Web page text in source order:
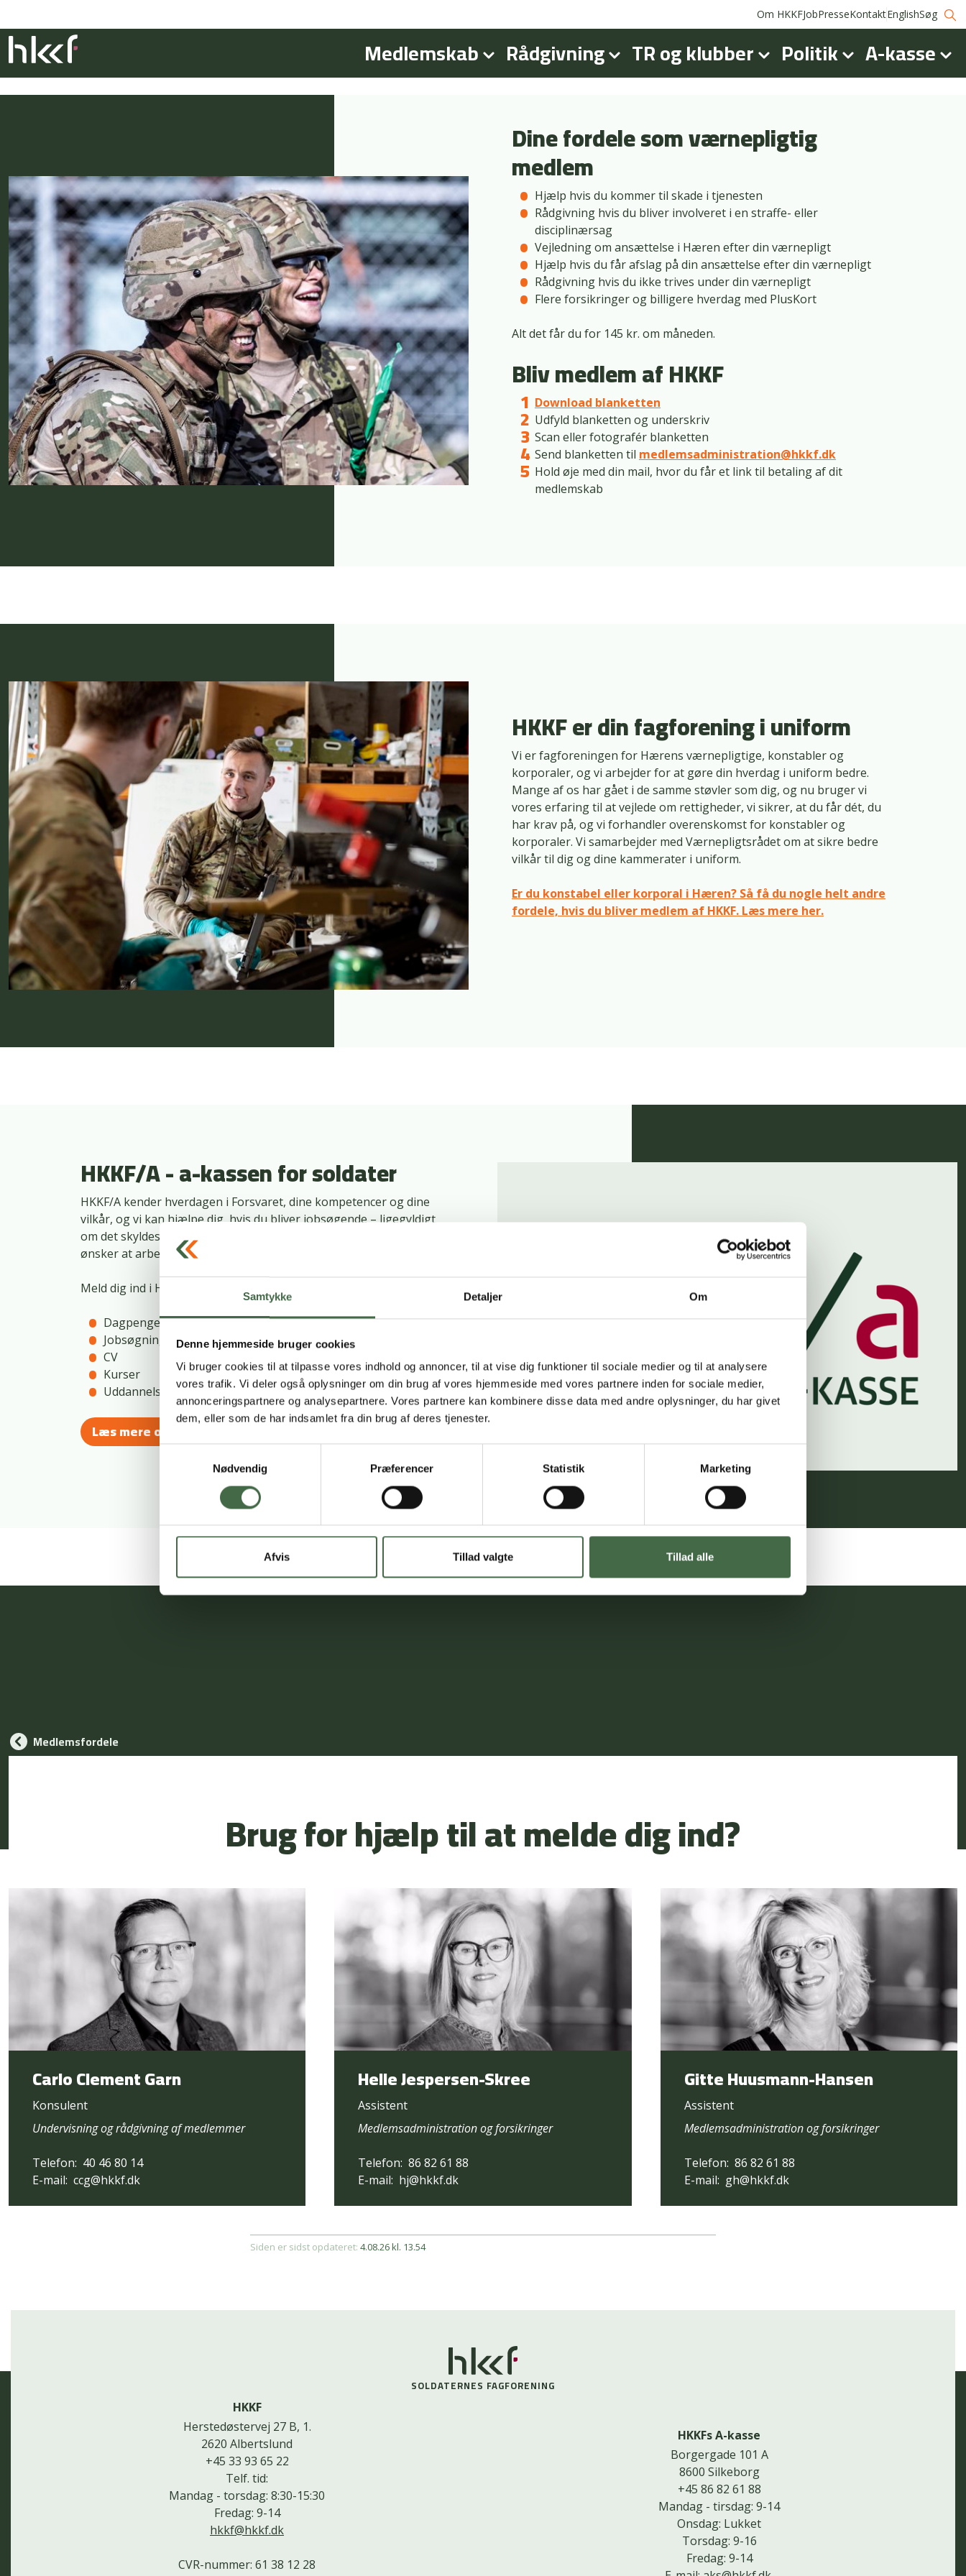
Samtykke Detaljer Om
Denne hjemmeside bruger cookies
Vi bruger cookies til at tilpasse vores indhold og annoncer, til at vise dig funktioner til sociale medier og til at analysere
vores trafik. Vi deler også oplysninger om din brug af vores hjemmeside med vores partnere inden for sociale medier,
annonceringspartnere og analysepartnere. Vores partnere kan kombinere disse data med andre oplysninger, du har givet
dem, eller som de har indsamlet fra din brug af deres tjenester.
Nødvendig
Præferencer Statistik Marketing
Afvis Tillad valgte Tillad alle
Om HKKFJobPresseKontaktEnglishSøg
Medlemskab Rådgivning TR og klubber Politik A-kasse
Dine fordele som værnepligtig
medlem
Hjælp hvis du kommer til skade i tjenesten
Rådgivning hvis du bliver involveret i en straffe- eller
disciplinærsag
Vejledning om ansættelse i Hæren efter din værnepligt
Hjælp hvis du får afslag på din ansættelse efter din værnepligt
Rådgivning hvis du ikke trives under din værnepligt
Flere forsikringer og billigere hverdag med PlusKort
Alt det får du for 145 kr. om måneden.
Bliv medlem af HKKF
Download blanketten
Udfyld blanketten og underskriv
Scan eller fotografér blanketten
Send blanketten til medlemsadministration@hkkf.dk
Hold øje med din mail, hvor du får et link til betaling af dit
medlemskab
HKKF er din fagforening i uniform
Vi er fagforeningen for Hærens værnepligtige, konstabler og
korporaler, og vi arbejder for at gøre din hverdag i uniform bedre.
Mange af os har gået i de samme støvler som dig, og nu bruger vi
vores erfaring til at vejlede om rettigheder, vi sikrer, at du får dét, du
har krav på, og vi forhandler overenskomst for konstabler og
korporaler. Vi samarbejder med Værnepligtsrådet om at sikre bedre
vilkår til dig og dine kammerater i uniform.
Er du konstabel eller korporal i Hæren? Så få du nogle helt andre
fordele, hvis du bliver medlem af HKKF. Læs mere her.
HKKF/A - a-kassen for soldater
HKKF/A kender hverdagen i Forsvaret, dine kompetencer og dine
vilkår, og vi kan hjælpe dig, hvis du bliver jobsøgende – ligegyldigt
om det skyldes, at du mister din sikkerhedsgodkendelse eller hvis du
ønsker at arbejde civilt.
Meld dig ind i HKKF/A og få hjælp til:
Dagpenge
Jobsøgning og karriere
CV
Kurser
Uddannelse
Læs mere om HKKF/A
Medlemsfordele
Brug for hjælp til at melde dig ind?
Carlo Clement Garn
Konsulent
Undervisning og rådgivning af medlemmer
Telefon: 40 46 80 14
E-mail: ccg@hkkf.dk
Helle Jespersen-Skree
Assistent
Medlemsadministration og forsikringer
Telefon: 86 82 61 88
E-mail: hj@hkkf.dk
Gitte Huusmann-Hansen
Assistent
Medlemsadministration og forsikringer
Telefon: 86 82 61 88
E-mail: gh@hkkf.dk
Siden er sidst opdateret: 4.08.26 kl. 13.54
SOLDATERNES FAGFORENING
HKKF
Herstedøstervej 27 B, 1.
2620 Albertslund
+45 33 93 65 22
Telf. tid:
Mandag - torsdag: 8:30-15:30
Fredag: 9-14
hkkf@hkkf.dk
CVR-nummer: 61 38 12 28
HKKFs A-kasse
Borgergade 101 A
8600 Silkeborg
+45 86 82 61 88
Mandag - tirsdag: 9-14
Onsdag: Lukket
Torsdag: 9-16
Fredag: 9-14